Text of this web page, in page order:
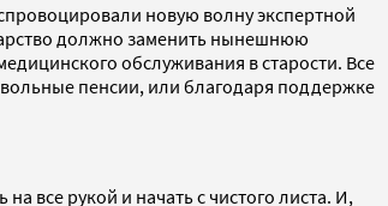
новую волну экспертной
должно заменить нынешнюю
обслуживания в старости. Все
пенсии, или благодаря поддержке
все рукой и начать с чистого листа. И,